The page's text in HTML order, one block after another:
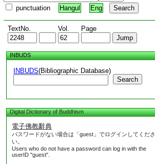
punctuation Hangul Eng
TextNo. Vol. Page
INBUDS
INBUDS(Bibliographic Database)
Search
Digital Dictionary of Buddhism
電子佛教辭典
パスワードがない場合は「guest」でログインしてくださ
い。
Users who do not have a password can log in with the
userID "guest".